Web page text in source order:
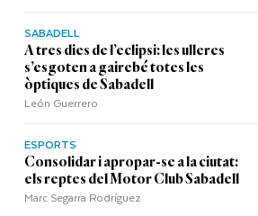
SABADELL
A tres dies de l’eclipsi: les ulleres
s’esgoten a gairebé totes les
òptiques de Sabadell
León Guerrero
ESPORTS
Consolidar i apropar-se a la ciutat:
els reptes del Motor Club Sabadell
Marc Segarra Rodríguez